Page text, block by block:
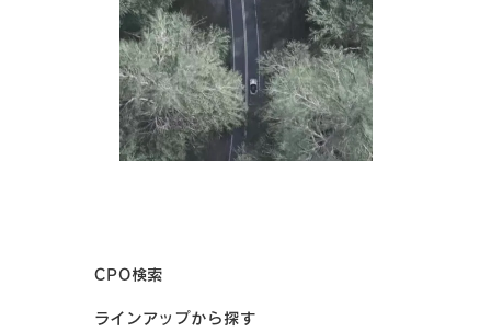
CPO検索
ラインアップから探す